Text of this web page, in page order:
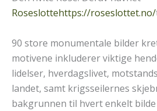
Roseslottehttps://roseslottet.no/
90 store monumentale bilder
motivene inkluderer viktige
lidelser, hverdagslivet,
landet, samt krigsseilernes
bakgrunnen til hvert enkelt